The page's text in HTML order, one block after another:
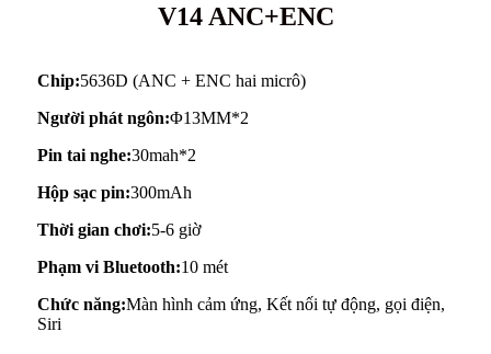
V14 ANC+ENC
Chip:5636D (ANC + ENC hai micrô)
Người phát ngôn:Φ13MM*2
Pin tai nghe:30mah*2
Hộp sạc pin:300mAh
Thời gian chơi:5-6 giờ
Phạm vi Bluetooth:10 mét
Chức năng:Màn hình cảm ứng, Kết nối tự động, gọi điện,
Siri